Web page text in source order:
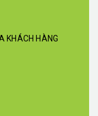
KHÁCH HÀNG